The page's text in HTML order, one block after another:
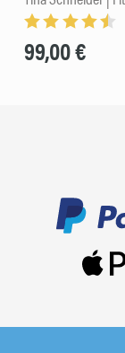
99,00 €